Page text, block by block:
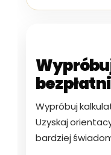
Wypróbuj
Uzyskaj
bardziej